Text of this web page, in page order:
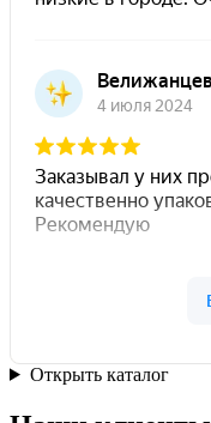
Открыть каталог